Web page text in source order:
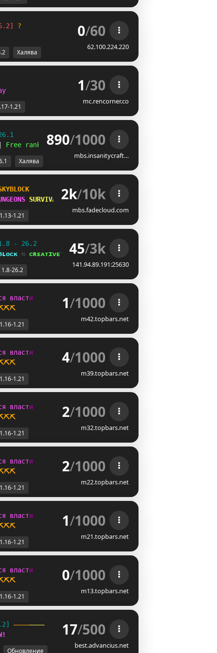
?
0/60
62.100.224.220
Халява
1/30
mc.rencorner.co
1.21
Free ranks ☻
890/1000
mbs.insanitycraft…
Халява
SURVIVAL 2k/10k
mbs.fadecloud.com
1.13-1.21
- 26.2
⇆ ᴄʀᴇᴀᴛɪᴠᴇ⁺ 45/3k
141.94.89.191:25630
1.8-26.2
я власти
1/1000
m42.topbars.net
1.16-1.21
я власти
4/1000
m39.topbars.net
1.16-1.21
я власти
2/1000
m32.topbars.net
1.16-1.21
я власти
2/1000
m22.topbars.net
1.16-1.21
я власти
1/1000
m21.topbars.net
1.16-1.21
я власти
0/1000
m13.topbars.net
1.16-1.21
! 17/500
best.advancius.net
Обновление